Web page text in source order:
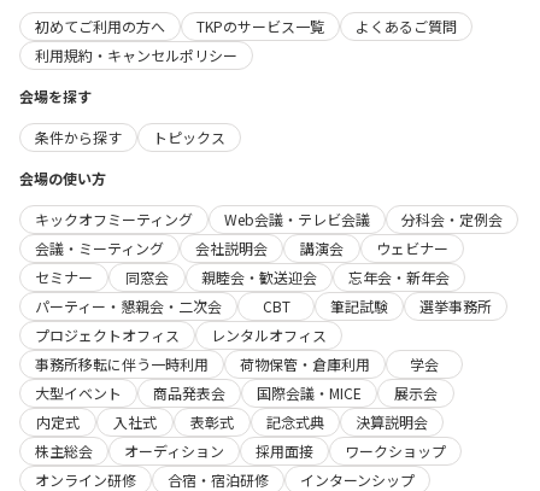
初めてご利用の方へ
TKPのサービス一覧
よくあるご質問
利用規約・キャンセルポリシー
会場を探す
条件から探す
トピックス
会場の使い方
キックオフミーティング
Web会議・テレビ会議
分科会・定例会
会議・ミーティング
会社説明会 講演会
ウェビナー
セミナー
同窓会 親睦会・歓送迎会
忘年会・新年会
パーティー・懇親会・二次会
CBT 筆記試験
選挙事務所
プロジェクトオフィス
レンタルオフィス
事務所移転に伴う一時利用
荷物保管・倉庫利用
学会
大型イベント
商品発表会 国際会議・MICE
展示会
内定式
入社式 表彰式 記念式典
決算説明会
株主総会
オーディション 採用面接
ワークショップ
オンライン研修
合宿・宿泊研修
インターンシップ